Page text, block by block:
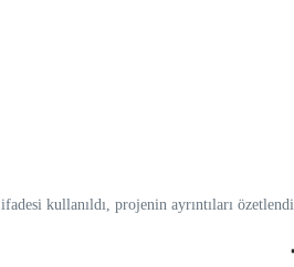
ifadesi kullanıldı, projenin ayrıntıları özetlendi.